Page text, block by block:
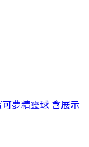
夢精靈球 含展示